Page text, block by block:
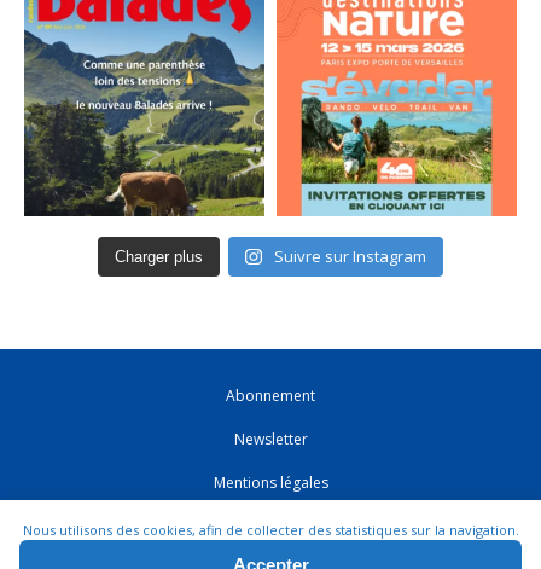
Charger plus Suivre sur Instagram
Abonnement
Newsletter
Mentions légales
CGV
Nous utilisons des cookies, afin de collecter des statistiques sur la navigation.
Accepter